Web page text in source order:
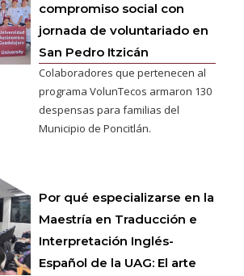
compromiso social con
jornada de voluntariado en
San Pedro Itzicán
Colaboradores que pertenecen al
programa VolunTecos armaron 130
despensas para familias del
Municipio de Poncitlán.
Por qué especializarse en la
Maestría en Traducción e
Interpretación Inglés-
Español de la UAG: El arte